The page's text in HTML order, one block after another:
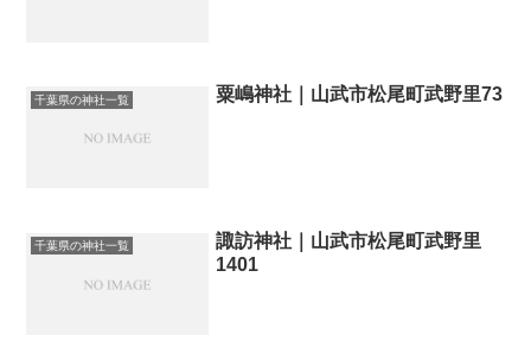
千葉県の神社一覧 粟嶋神社｜山武市松尾町武野里73
千葉県の神社一覧
諏訪神社｜山武市松尾町武野里
1401